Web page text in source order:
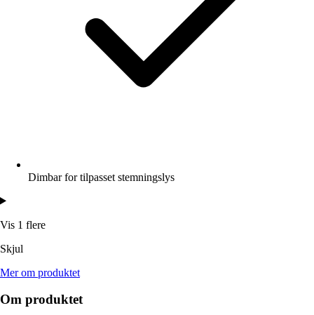
Dimbar for tilpasset stemningslys
Vis 1 flere
Skjul
Mer om produktet
Om produktet